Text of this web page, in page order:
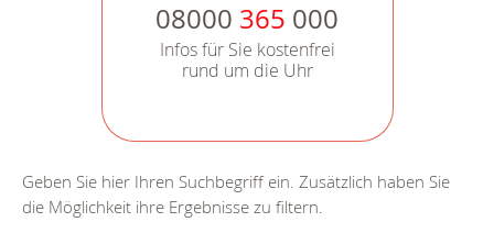
08000 365 000
Infos für Sie kostenfrei
rund um die Uhr
Geben Sie hier Ihren Suchbegriff ein. Zusätzlich haben Sie
die Möglichkeit ihre Ergebnisse zu filtern.